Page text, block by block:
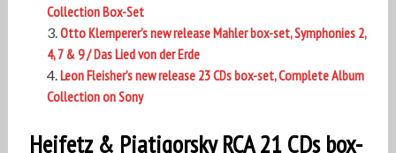
Collection Box-Set
Otto Klemperer’s new release Mahler box-set, Symphonies 2,
4, 7 & 9 / Das Lied von der Erde
Leon Fleisher’s new release 23 CDs box-set, Complete Album
Collection on Sony
Heifetz & Piatigorsky RCA 21 CDs box-